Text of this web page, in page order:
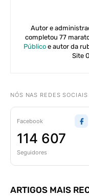
Autor e
completou 77
Público e autor da
Site
NÓS NAS REDES SOCIAIS
Facebook
114 607
Seguidores
ARTIGOS MAIS